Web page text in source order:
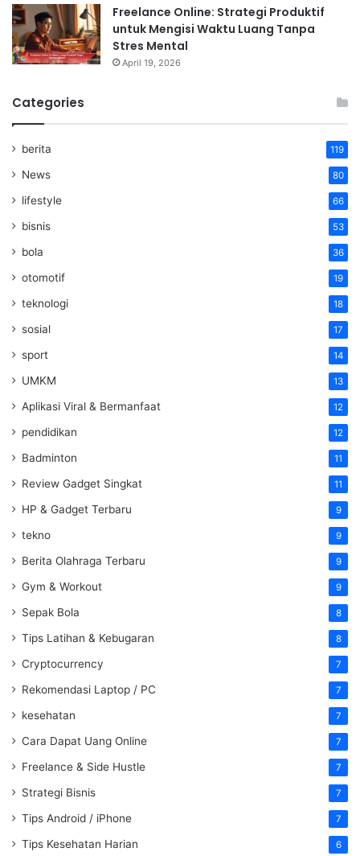
Freelance Online: Strategi Produktif
untuk Mengisi Waktu Luang Tanpa
Stres Mental
April 19, 2026
Categories
berita 119
News 80
lifestyle 66
bisnis 53
bola 36
otomotif 19
teknologi 18
sosial 17
sport 14
UMKM 13
Aplikasi Viral & Bermanfaat 12
pendidikan 12
Badminton 11
Review Gadget Singkat 11
HP & Gadget Terbaru 9
tekno 9
Berita Olahraga Terbaru 9
Gym & Workout 9
Sepak Bola 8
Tips Latihan & Kebugaran 8
Cryptocurrency 7
Rekomendasi Laptop / PC 7
kesehatan 7
Cara Dapat Uang Online 7
Freelance & Side Hustle 7
Strategi Bisnis 7
Tips Android / iPhone 7
Tips Kesehatan Harian 6